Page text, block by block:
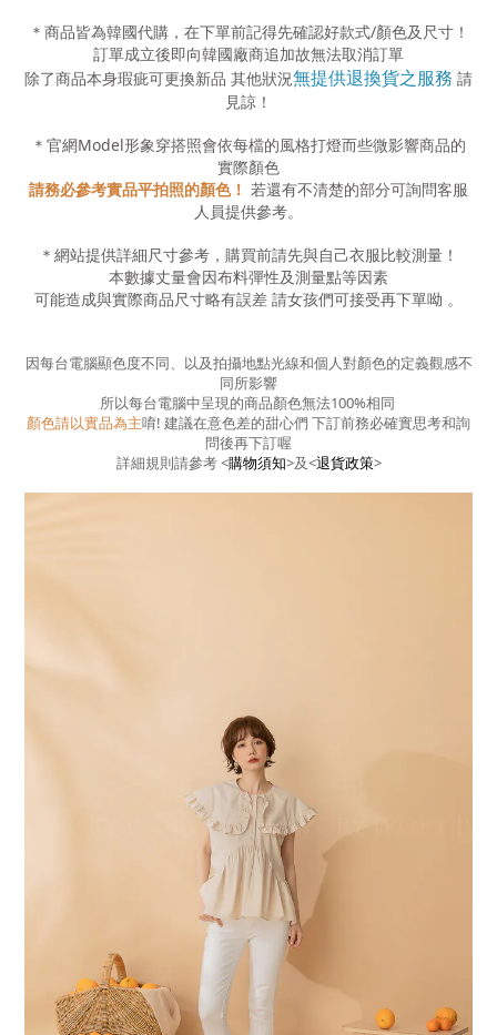
＊商品皆為韓國代購，在下單前記得先確認好款式/顏色及尺寸！
訂單成立後即向韓國廠商追加故無法取消訂單
除了商品本身瑕疵可更換新品 其他狀況無提供退換貨之服務 請
見諒！
＊官網Model形象穿搭照會依每檔的風格打燈而些微影響商品的
實際顏色
請務必參考實品平拍照的顏色！ 若還有不清楚的部分可詢問客服
人員提供參考。
＊網站提供詳細尺寸參考，購買前請先與自己衣服比較測量！
本數據丈量會因布料彈性及測量點等因素
可能造成與實際商品尺寸略有誤差 請女孩們可接受再下單呦 。
因每台電腦顯色度不同、以及拍攝地點光線和個人對顏色的定義觀感不
同所影響
所以每台電腦中呈現的商品顏色無法100%相同
顏色請以實品為主唷! 建議在意色差的甜心們 下訂前務必確實思考和詢
問後再下訂喔
詳細規則請參考<購物須知>及<退貨政策>